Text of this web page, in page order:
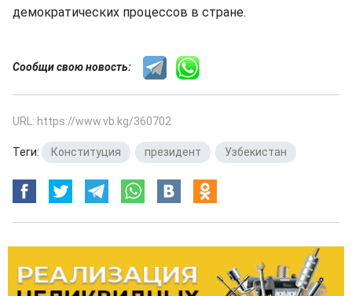
демократических процессов в стране.
Сообщи свою новость:
URL: https://www.vb.kg/360702
Теги: Конституция президент Узбекистан